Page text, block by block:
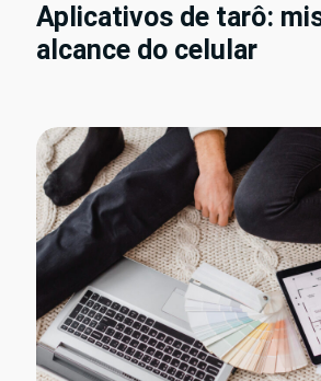
Aplicativos de tarô:
alcance do celular